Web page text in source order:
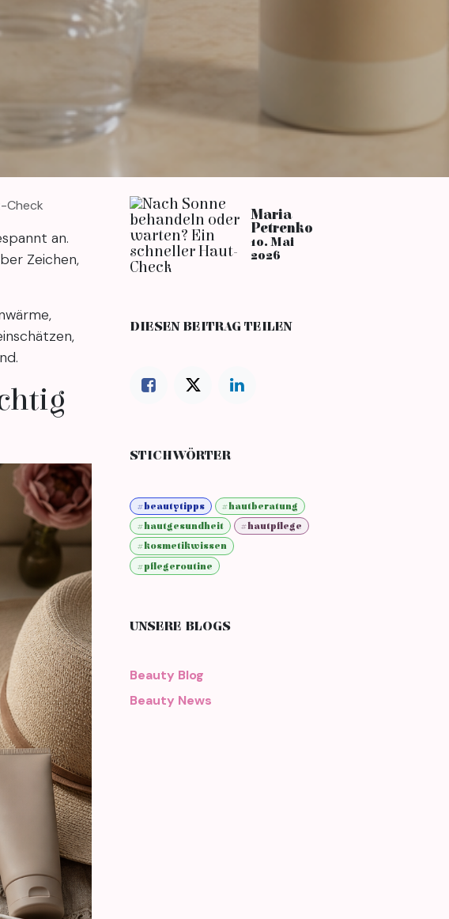
Check
an.
Zeichen,
Maria
Petrenko
10. Mai
2026
DIESEN BEITRAG TEILEN
STICHWÖRTER
#beautytipps
#hautberatung
#hautgesundheit
#hautpflege
#kosmetikwissen
#pflegeroutine
UNSERE BLOGS
Beauty Blog
Beauty News